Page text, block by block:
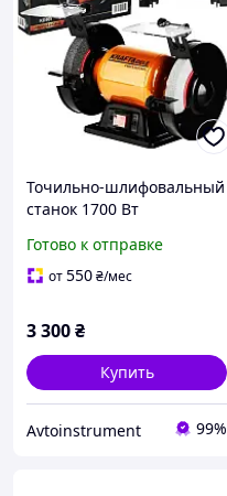
Точильно-шлифовальный
станок 1700 Вт
Kraft&Dele KD565
Готово к отправке
от550₴/мес
3 300₴
Купить
Avtoinstrument 99%